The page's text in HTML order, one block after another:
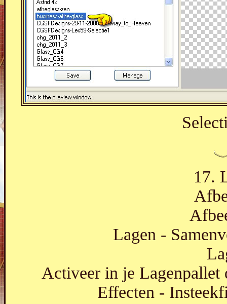
17.
Lagen -
Activeer in je Lagenpallet
Effecten -